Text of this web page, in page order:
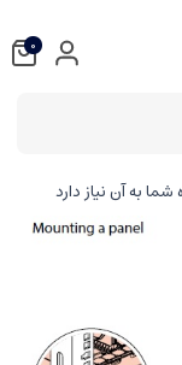
به آن نیاز دارد
0